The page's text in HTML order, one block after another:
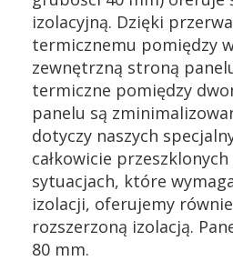
izolacyjną. Dzięki
termicznemu pomiędzy
zewnętrzną stroną
termiczne pomiędzy
panelu są
dotyczy naszych
całkowicie
sytuacjach, które
izolacji, oferujemy
rozszerzoną izolacją.
80 mm.